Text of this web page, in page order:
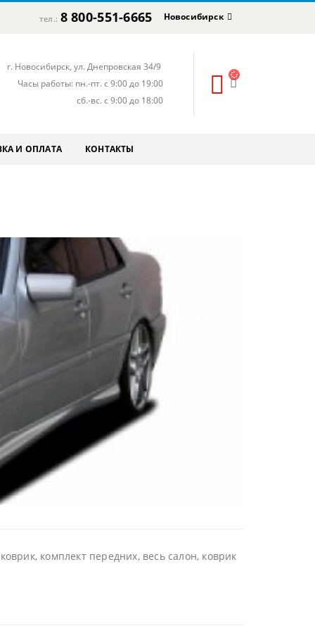
тел.: 8 800-551-6665 Новосибирск
г. Новосибирск, ул. Днепровская 34/9
Часы работы: пн.-пт. с 9:00 до 19:00
сб.-вс. с 9:00 до 18:00
И ОПЛАТА КОНТАКТЫ
комплект передних, весь салон, коврик